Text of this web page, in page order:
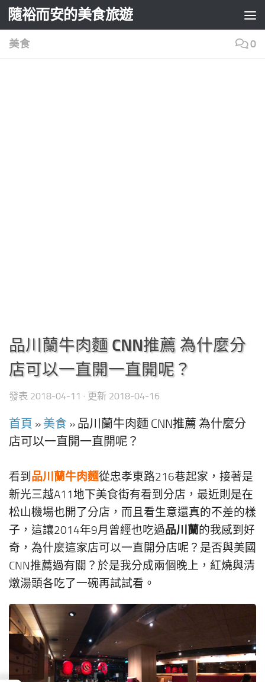
Skip to content
隨裕而安的美食旅遊
美食 0
品川蘭牛肉麵 CNN推薦 為什麼分
店可以一直開一直開呢？
發表 2018-04-11 · 更新 2018-04-16
首頁 » 美食 » 品川蘭牛肉麵 CNN推薦 為什麼分
店可以一直開一直開呢？
看到 品川蘭牛肉麵從忠孝東路216巷起家，接著是
新光三越A11地下美食街有看到分店，最近則是在
松山機場也開了分店，而且看生意還真的不差的樣
子，這讓2014年9月曾經也吃過品川蘭的我感到好
奇，為什麼這家店可以一直開分店呢？是否與美國
CNN推薦過有關？於是我分成兩個晚上，紅燒與清
燉湯頭各吃了一碗再試試看。